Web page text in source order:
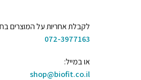
לקבלת אחריות על המוצרים
072-3977163
או במייל:
shop@biofit.co.il